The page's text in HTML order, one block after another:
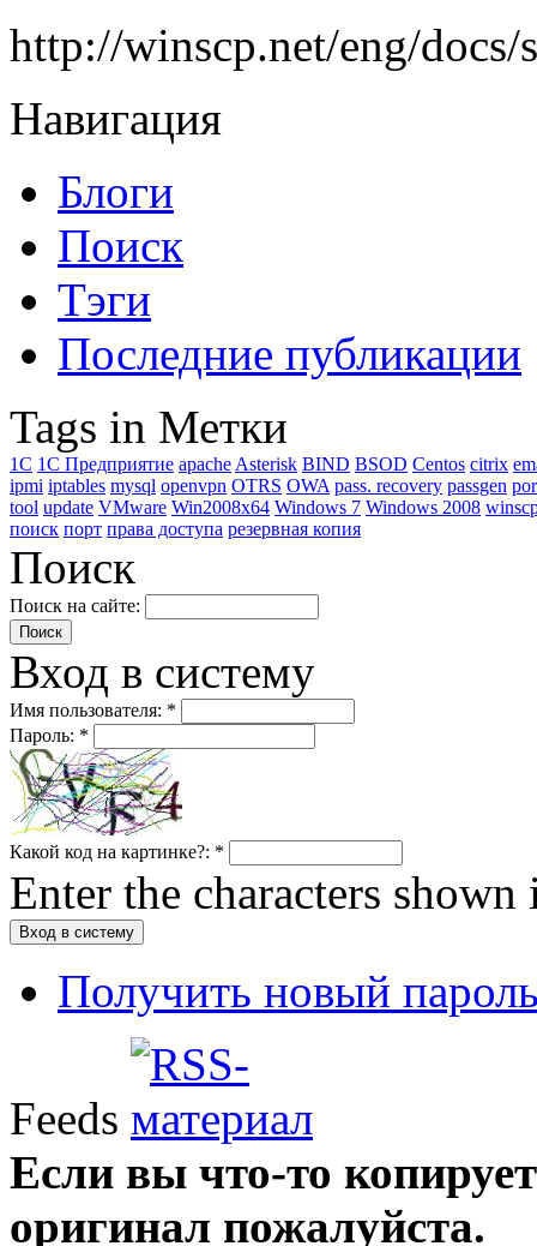
http://winscp.net/eng/
Навигация
Блоги
Поиск
Тэги
Последние публикации
Tags in Метки
1C 1С Предприятие apacheAsterisk BIND BSOD Centos citrix
ipmi iptables mysql openvpn OTRS OWA pass. recovery passgen
tool update VMware Win2008x64 Windows 7 Windows 2008
поиск порт права доступа резервная копия
Поиск
Поиск на сайте:
Вход в систему
Имя пользователя: *
Пароль: *
Какой код на картинке?: *
Enter the characters shown
Получить новый
Feeds
Если вы что-то
оригинал пожалуйста.